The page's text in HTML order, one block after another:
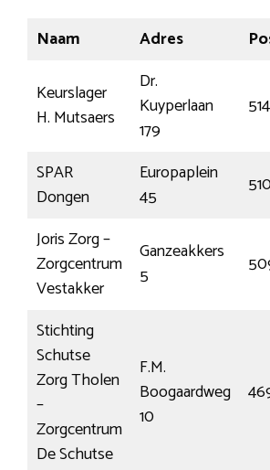
Naam Adres
Keurslager
H. Mutsaers
Dr.
Kuyperlaan
179
SPAR
Dongen
Europaplein
45
Joris Zorg –
Zorgcentrum
Vestakker
Ganzeakkers
5
Stichting
Schutse
Zorg Tholen
–
Zorgcentrum
De Schutse
F.M.
Boogaardweg
10